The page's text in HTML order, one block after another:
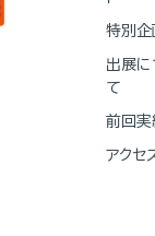
特別企
出展に
て
前回実
アクセ